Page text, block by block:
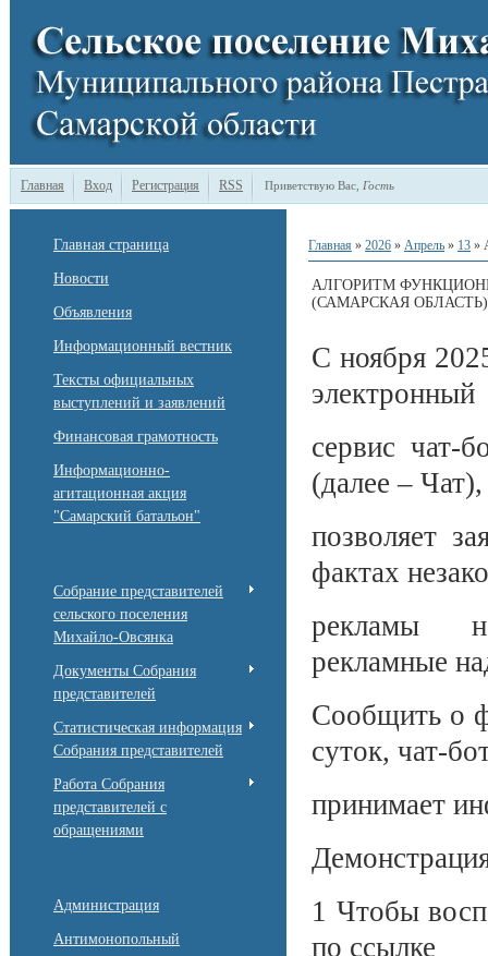
Главная Вход Регистрация RSS Приветствую Вас Гость
Главная страница
Новости
Объявления
Информационный вестник
Тексты официальных
выступлений и заявлений
Финансовая грамотность
Информационно-
агитационная акция
"Самарский батальон"
Собрание представителей
сельского поселения
Михайло-Овсянка
Документы Собрания
представителей
Статистическая информация
Собрания представителей
Работа Собрания
представителей с
обращениями
Администрация
Антимонопольный
Главная » 2026 » Апрель » 13 »
АЛГОРИТМ
(САМАРСКАЯ
С ноября
электронный
сервис чат-
(далее –
позволяет
фактах
рекламы
рекламные
Сообщить о
суток, чат-
принимает
1 Чтобы
по ссылке